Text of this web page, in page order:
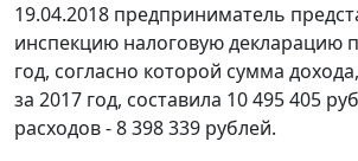
19.04.2018 предприниматель
инспекцию налоговую декларацию
год, согласно которой сумма
за 2017 год, составила 10 495 405
расходов - 8 398 339 рублей.